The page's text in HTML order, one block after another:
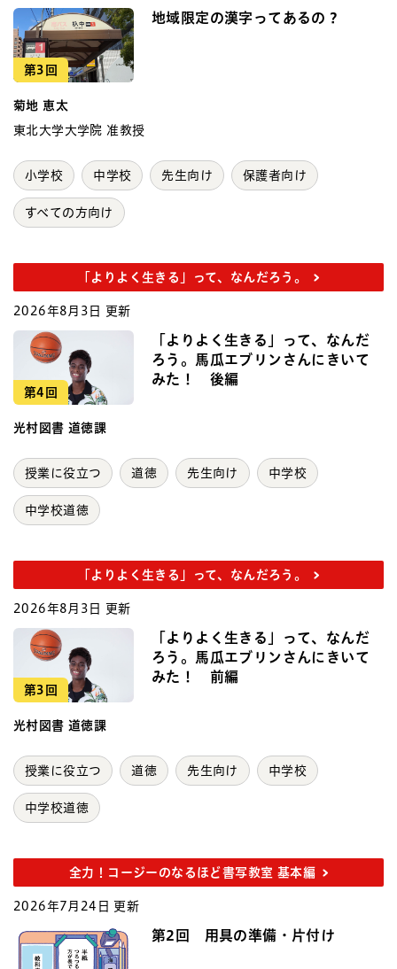
第3回
地域限定の漢字ってあるの？
菊地 恵太
東北大学大学院 准教授
小学校 中学校 先生向け 保護者向け
すべての方向け
「よりよく生きる」って、なんだろう。
2026年8月3日 更新
第4回
「よりよく生きる」って、なんだ
ろう。馬瓜エブリンさんにきいて
みた！ 後編
光村図書 道徳課
授業に役立つ 道徳 先生向け 中学校
中学校道徳
「よりよく生きる」って、なんだろう。
2026年8月3日 更新
第3回
「よりよく生きる」って、なんだ
ろう。馬瓜エブリンさんにきいて
みた！ 前編
光村図書 道徳課
授業に役立つ 道徳 先生向け 中学校
中学校道徳
全力！コージーのなるほど書写教室 基本編
2026年7月24日 更新
第2回 用具の準備・片付け